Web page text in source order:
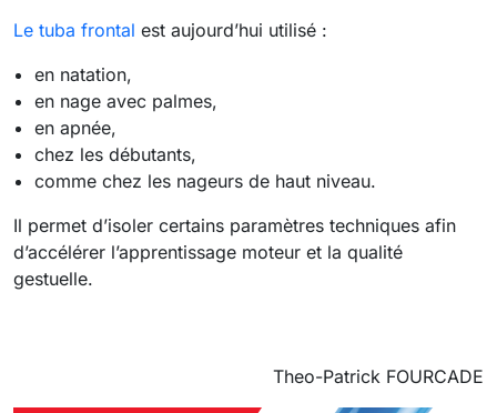
Le tuba frontal est aujourd’hui utilisé :
en natation,
en nage avec palmes,
en apnée,
chez les débutants,
comme chez les nageurs de haut niveau.
Il permet d’isoler certains paramètres techniques afin
d’accélérer l’apprentissage moteur et la qualité
gestuelle.
Theo-Patrick FOURCADE